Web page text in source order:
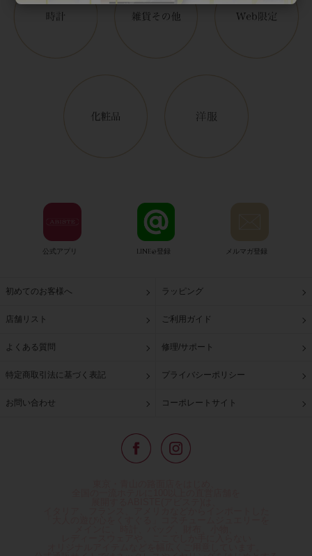
公式アプリ LINE@登録 メルマガ登録
初めてのお客様へ ラッピング
店舗リスト ご利用ガイド
よくある質問 修理/サポート
特定商取引法に基づく表記 プライバシーポリシー
お問い合わせ コーポレートサイト